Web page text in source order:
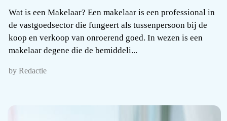
Wat is een Makelaar? Een makelaar is een professional in
de vastgoedsector die fungeert als tussenpersoon bij de
koop en verkoop van onroerend goed. In wezen is een
makelaar degene die de bemiddeli...
by Redactie